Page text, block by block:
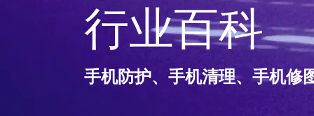
行业百科
手机防护、手机清理、手机修